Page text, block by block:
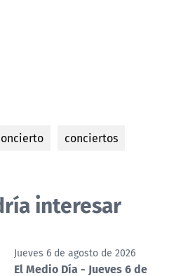
conciertos
interesar
Jueves 6 de agosto de 2026
El Medio Día - Jueves 6 de